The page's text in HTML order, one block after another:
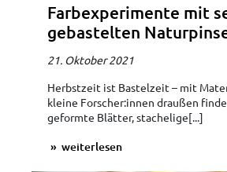
Farbexperimente mit
gebastelten
21. Oktober 2021
Herbstzeit ist Bastelzeit – mit
kleine Forscher:innen draußen
geformte Blätter, stachelige[...]
weiterlesen